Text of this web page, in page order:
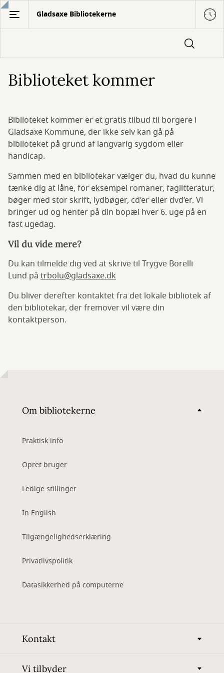
Gå
hovedindhold
Gladsaxe Bibliotekerne
Biblioteket kommer
Biblioteket kommer er et gratis tilbud til borgere i
Gladsaxe Kommune, der ikke selv kan gå på
biblioteket på grund af langvarig sygdom eller
handicap.
Sammen med en bibliotekar vælger du, hvad du kunne
tænke dig at låne, for eksempel romaner, faglitteratur,
bøger med stor skrift, lydbøger, cd’er eller dvd’er. Vi
bringer ud og henter på din bopæl hver 6. uge på en
fast ugedag.
Vil du vide mere?
Du kan tilmelde dig ved at skrive til Trygve Borelli
Lund på trbolu@gladsaxe.dk
Du bliver derefter kontaktet fra det lokale bibliotek af
den bibliotekar, der fremover vil være din
kontaktperson.
Om bibliotekerne
Praktisk info
Opret bruger
Ledige stillinger
In English
Tilgængelighedserklæring
Privatlivspolitik
Datasikkerhed på computerne
Kontakt
Vi tilbyder